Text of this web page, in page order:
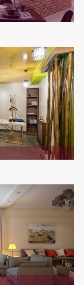
Modern Classics